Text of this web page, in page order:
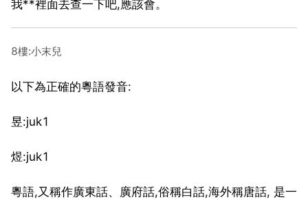
我**裡面去查一下吧,應該會。
8樓:小末兒
以下為正確的粵語發音:
昱:juk1
煜:juk1
粵語,又稱作廣東話、廣府話,俗稱白話,海外稱唐話, 是一